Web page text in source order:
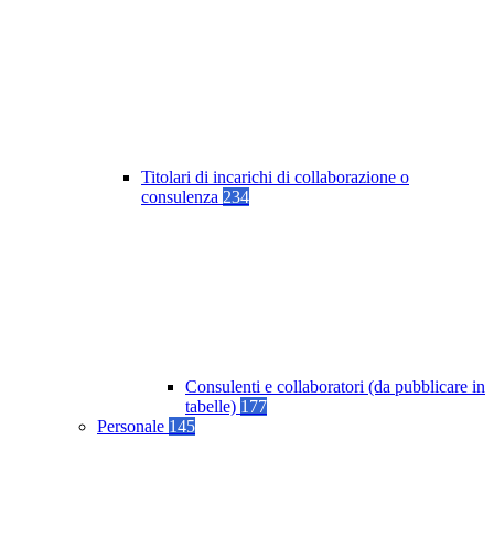
Titolari di incarichi di collaborazione o
consulenza 234
Consulenti e collaboratori (da pubblicare in
tabelle) 177
Personale 145